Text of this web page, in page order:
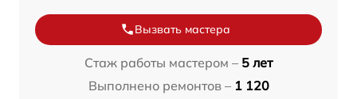
Вызвать мастера
Стаж работы мастером – 5 лет
Выполнено ремонтов – 1 120